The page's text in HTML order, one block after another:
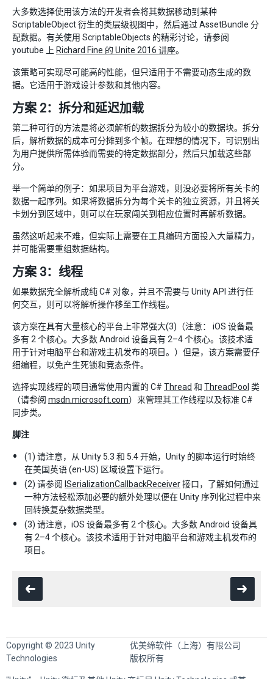
大多数选择使用该方法的开发者会将其数据移动到某种
ScriptableObject 衍生的类层级视图中，然后通过 AssetBundle 分
配数据。有关使用 ScriptableObjects 的精彩讨论，请参阅
youtube 上 Richard Fine 的 Unite 2016 讲座。
该策略可实现尽可能高的性能，但只适用于不需要动态生成的数
据。它适用于游戏设计参数和其他内容。
方案 2：拆分和延迟加载
第二种可行的方法是将必须解析的数据拆分为较小的数据块。拆分
后，解析数据的成本可分摊到多个帧。在理想的情况下，可识别出
为用户提供所需体验而需要的特定数据部分，然后只加载这些部
分。
举一个简单的例子：如果项目为平台游戏，则没必要将所有关卡的
数据一起序列。如果将数据拆分为每个关卡的独立资源，并且将关
卡划分到区域中，则可以在玩家闯关到相应位置时再解析数据。
虽然这听起来不难，但实际上需要在工具编码方面投入大量精力，
并可能需要重组数据结构。
方案 3：线程
如果数据完全解析成纯 C# 对象，并且不需要与 Unity API 进行任
何交互，则可以将解析操作移至工作线程。
该方案在具有大量核心的平台上非常强大(3)（注意： iOS 设备最
多有 2 个核心。大多数 Android 设备具有 2–4 个核心。该技术适
用于针对电脑平台和游戏主机发布的项目。）但是，该方案需要仔
细编程，以免产生死锁和竞态条件。
选择实现线程的项目通常使用内置的 C# Thread 和 ThreadPool 类
（请参阅 msdn.microsoft.com）来管理其工作线程以及标准 C#
同步类。
脚注
(1) 请注意，从 Unity 5.3 和 5.4 开始，Unity 的脚本运行时始终
在美国英语 (en-US) 区域设置下运行。
(2) 请参阅 ISerializationCallbackReceiver接口，了解如何通过
一种方法轻松添加必要的额外处理以便在 Unity 序列化过程中来
回转换复杂数据类型。
(3) 请注意，iOS 设备最多有 2 个核心。大多数 Android 设备具
有 2–4 个核心。该技术适用于针对电脑平台和游戏主机发布的
项目。
Copyright © 2023 Unity
Technologies
优美缔软件（上海）有限公司
版权所有